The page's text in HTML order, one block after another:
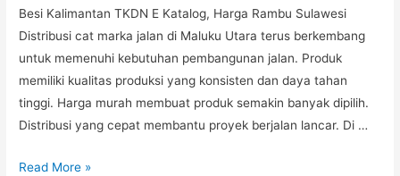
Besi Kalimantan TKDN E Katalog, Harga Rambu Sulawesi
Distribusi cat marka jalan di Maluku Utara terus berkembang
untuk memenuhi kebutuhan pembangunan jalan. Produk
memiliki kualitas produksi yang konsisten dan daya tahan
tinggi. Harga murah membuat produk semakin banyak dipilih.
Distribusi yang cepat membantu proyek berjalan lancar. Di …
Distribusi
Read More »